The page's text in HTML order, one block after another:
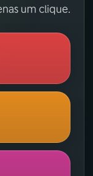
um clique.